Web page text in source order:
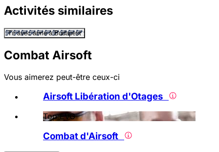
Activités similaires
Tir avec arme à Budapest
Combat Airsoft
Vous aimerez peut-être ceux-ci
Airsoft Libération d'Otages
Top EVG
Combat d'Airsoft